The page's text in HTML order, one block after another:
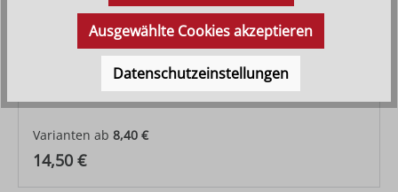
Engel Artis
Varianten ab 8,40 €
Regulärer Preis:
14,50 €
Ausgewählte Cookies akzeptieren
Datenschutzeinstellungen